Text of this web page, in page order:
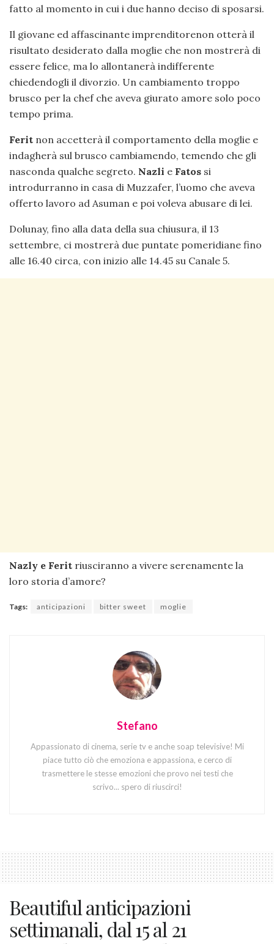
fatto al momento in cui i due hanno deciso di sposarsi.
Il giovane ed affascinante imprenditorenon otterà il
risultato desiderato dalla moglie che non mostrerà di
essere felice, ma lo allontanerà indifferente
chiedendogli il divorzio. Un cambiamento troppo
brusco per la chef che aveva giurato amore solo poco
tempo prima.
Ferit non accetterà il comportamento della moglie e
indagherà sul brusco cambiamendo, temendo che gli
nasconda qualche segreto. Nazli e Fatos si
introdurranno in casa di Muzzafer, l’uomo che aveva
offerto lavoro ad Asuman e poi voleva abusare di lei.
Dolunay, fino alla data della sua chiusura, il 13
settembre, ci mostrerà due puntate pomeridiane fino
alle 16.40 circa, con inizio alle 14.45 su Canale 5.
Nazly e Ferit riusciranno a vivere serenamente la
loro storia d’amore?
Tags: anticipazioni bitter sweet moglie
Stefano
Appassionato di cinema, serie tv e anche soap televisive! Mi
piace tutto ciò che emoziona e appassiona, e cerco di
trasmettere le stesse emozioni che provo nei testi che
scrivo... spero di riuscirci!
Beautiful anticipazioni
settimanali, dal 15 al 21